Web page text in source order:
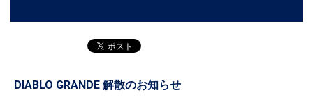
DIABLO GRANDE 解散のお知らせ